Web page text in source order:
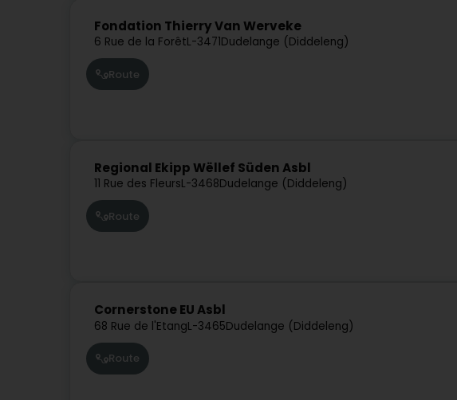
Fondation Thierry Van Werveke
6 Rue de la ForêtL-3471Dudelange (Diddeleng)
Route
Regional Ekipp Wëllef Süden Asbl
11 Rue des FleursL-3468Dudelange (Diddeleng)
Route
Cornerstone EU Asbl
68 Rue de l'EtangL-3465Dudelange (Diddeleng)
Route